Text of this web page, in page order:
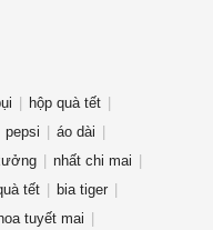
hộp quà tết
pepsi
áo dài
nhất chi mai
tết
bia tiger
hoa tuyết mai